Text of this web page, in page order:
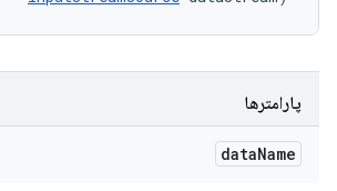
پارامترها
dataName